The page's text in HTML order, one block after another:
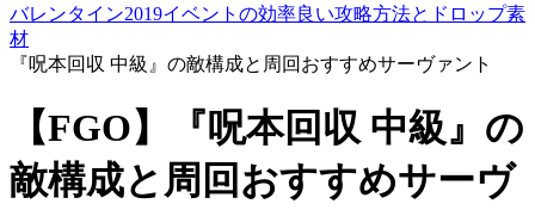
バレンタイン2019イベントの効率良い攻略方法とドロップ素
材
『呪本回収 中級』の敵構成と周回おすすめサーヴァント
【FGO】『呪本回収 中級』の
敵構成と周回おすすめサーヴ